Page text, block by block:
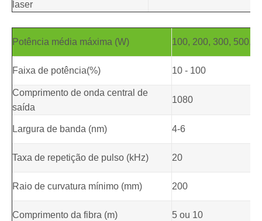
laser
Potência média máxima (W) 100, 200, 300, 500,
Faixa de potência(%) 10 - 100
Comprimento de onda central de
saída
1080
Largura de banda (nm) 4-6
Taxa de repetição de pulso (kHz) 20
Raio de curvatura mínimo (mm) 200
Comprimento da fibra (m) 5 ou 10